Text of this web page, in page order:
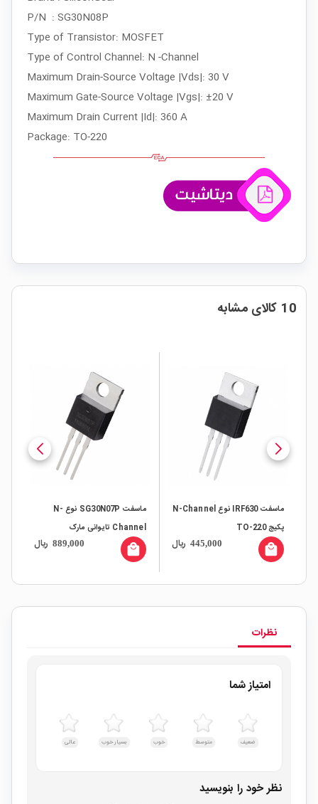
P/N : SG30N08P
Type of Transistor: MOSFET
Type of Control Channel: N -Channel
Maximum Drain-Source Voltage |Vds|: 30 V
Maximum Gate-Source Voltage |Vgs|: ±20 V
Maximum Drain Current |Id|: 360 A
Package: TO-220
10 کالای مشابه
ماسفت IRF630 نوع N-Channel
پکیج TO-220
445,000 ریال local_mall
ماسفت SG30N07P نوع N-
Channel تایوانی مارک
SiliconGear پکیج TO-220
889,000 ریال local_mall
نظرات
امتیاز شما
ضعیف متوسط خوب بسیار خوب عالی
نظر خود را بنویسید